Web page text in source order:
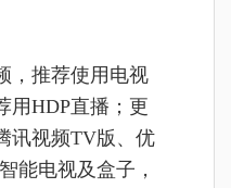
，推荐使用电视
用HDP直播；更
讯视频TV版、优
能电视及盒子，